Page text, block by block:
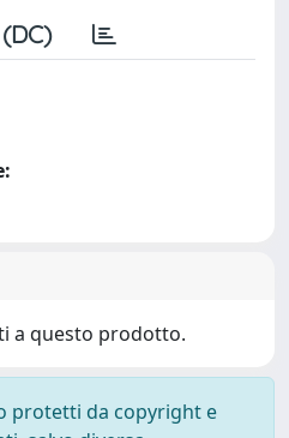
a questo prodotto.
protetti da copyright e